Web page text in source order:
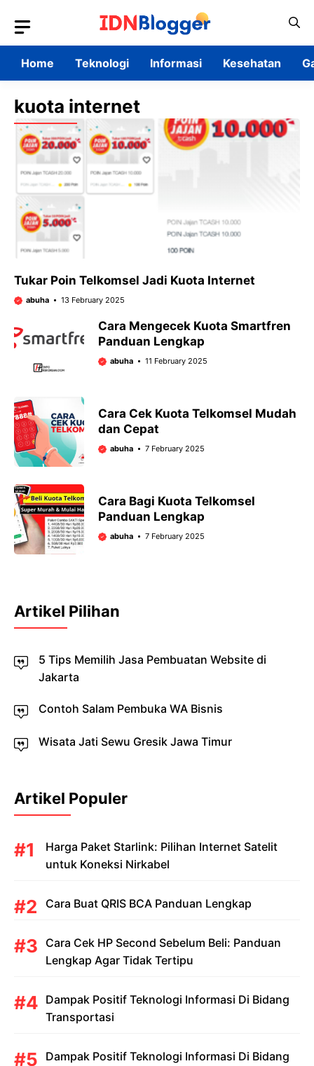
content
Home
Teknologi Informasi Kesehatan
kuota internet
Tukar Poin Telkomsel Jadi Kuota Internet
abuha 13 February 2025
Cara Mengecek Kuota Smartfren
Panduan Lengkap
abuha 11 February 2025
Cara Cek Kuota Telkomsel Mudah
dan Cepat
abuha 7 February 2025
Cara Bagi Kuota Telkomsel
Panduan Lengkap
abuha 7 February 2025
Artikel Pilihan
5 Tips Memilih Jasa Pembuatan Website di
Jakarta
Contoh Salam Pembuka WA Bisnis
Wisata Jati Sewu Gresik Jawa Timur
Artikel Populer
Harga Paket Starlink: Pilihan Internet Satelit
untuk Koneksi Nirkabel
Cara Buat QRIS BCA Panduan Lengkap
Cara Cek HP Second Sebelum Beli: Panduan
Lengkap Agar Tidak Tertipu
Dampak Positif Teknologi Informasi Di Bidang
Transportasi
Dampak Positif Teknologi Informasi Di Bidang